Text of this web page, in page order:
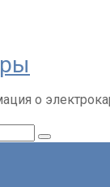
о